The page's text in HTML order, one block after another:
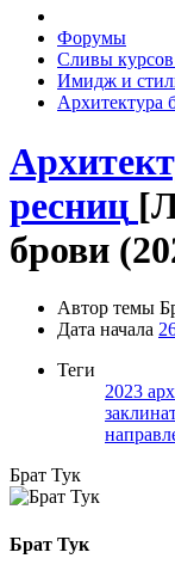
Форумы
Сливы
Имидж и
Архитектура
ресниц
брови
Автор темы
Дата начала
Теги
2023
Брат Тук
Брат Тук